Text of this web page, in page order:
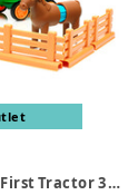
SmartMax: My First Tractor 3 (Nordic)